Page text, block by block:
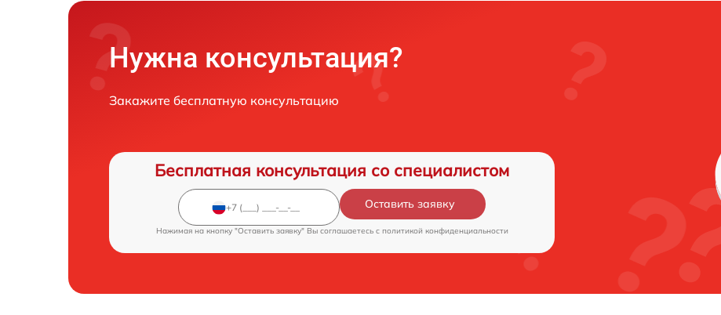
Нужна консультация?
Закажите бесплатную консультацию
Бесплатная консультация со специалистом
Оставить заявку
Нажимая на кнопку "Оставить заявку" Вы соглашаетесь c политикой конфиденциальности